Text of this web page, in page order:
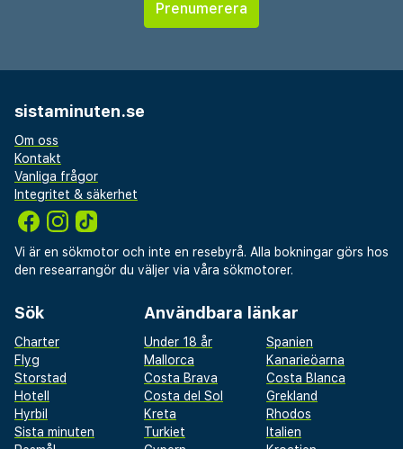
sistaminuten.se
Om oss
Kontakt
Vanliga frågor
Integritet & säkerhet
Vi är en sökmotor och inte en resebyrå. Alla bokningar görs hos
den researrangör du väljer via våra sökmotorer.
Sök
Charter
Flyg
Storstad
Hotell
Hyrbil
Sista minuten
Användbara länkar
Under 18 år
Spanien
Mallorca
Kanarieöarna
Costa Brava
Costa Blanca
Costa del Sol
Grekland
Kreta
Rhodos
Turkiet
Italien